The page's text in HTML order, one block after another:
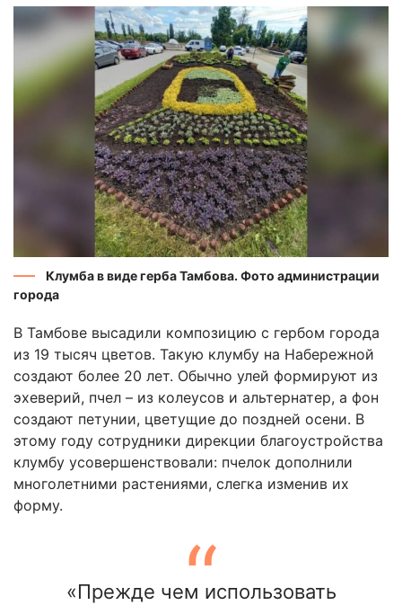
Клумба в виде герба Тамбова. Фото администрации
города
В Тамбове высадили композицию с гербом города
из 19 тысяч цветов. Такую клумбу на Набережной
создают более 20 лет. Обычно улей формируют из
эхеверий, пчел – из колеусов и альтернатер, а фон
создают петунии, цветущие до поздней осени. В
этому году сотрудники дирекции благоустройства
клумбу усовершенствовали: пчелок дополнили
многолетними растениями, слегка изменив их
форму.
«Прежде чем использовать